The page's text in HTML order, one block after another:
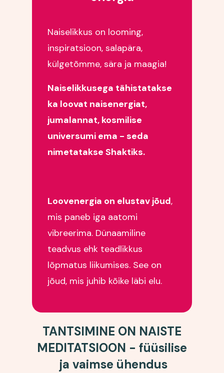
Naiselikkus on looming,
inspiratsioon, salapära,
külgetõmme, sära ja maagia!
Naiselikkusega tähistatakse
ka loovat naisenergiat,
jumalannat, kosmilise
universumi ema - seda
nimetatakse Shaktiks.
Loovenergia on elustav jõud,
mis paneb iga aatomi
vibreerima. Dünaamiline
teadvus ehk teadlikkus
lõpmatus liikumises. See on
jõud, mis juhib kõike läbi elu.
TANTSIMINE ON NAISTE
MEDITATSIOON - füüsilise
ja vaimse ühendus